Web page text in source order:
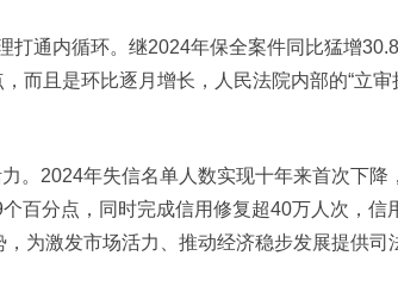
通内循环。继2024年保全案件同比猛增
而且是环比逐月增长，人民法院内部的“立审
2024年失信名单人数实现十年来首次下降
百分点，同时完成信用修复超40万人次，信
为激发市场活力、推动经济稳步发展提供司